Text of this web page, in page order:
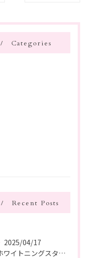
Categories
Recent Posts
2025/04/17
ホワイトニングスタッフ日記